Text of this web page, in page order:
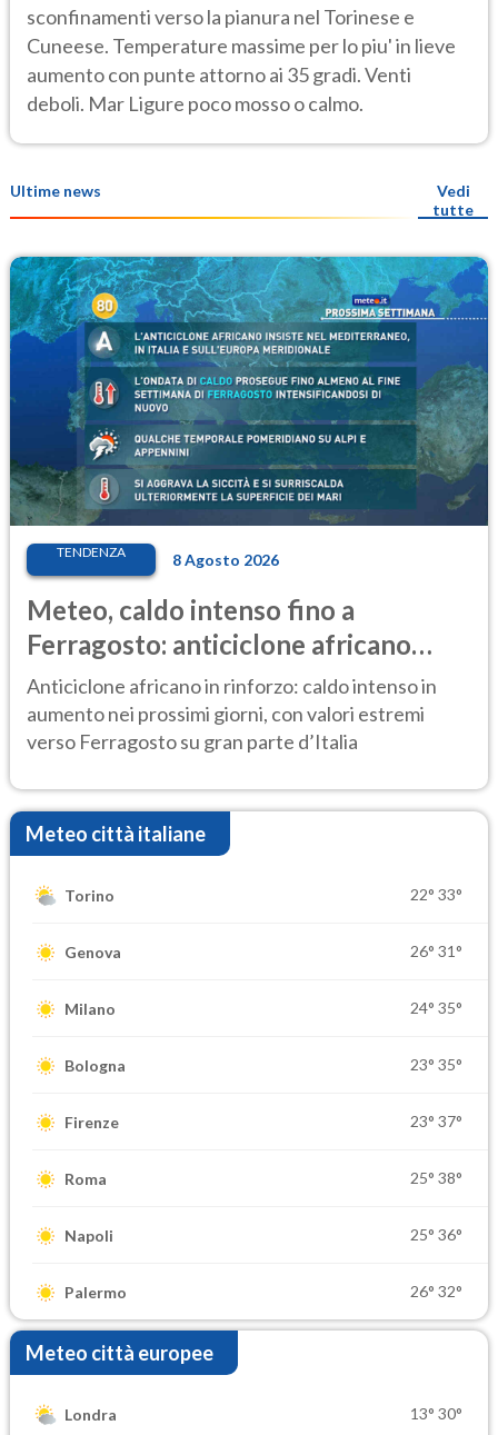
sconfinamenti verso la pianura nel Torinese e
Cuneese. Temperature massime per lo piu' in lieve
aumento con punte attorno ai 35 gradi. Venti
deboli. Mar Ligure poco mosso o calmo.
Ultime news
Vedi
tutte
TENDENZA 8 Agosto 2026
Meteo, caldo intenso fino a
Ferragosto: anticiclone africano
ancora protagonista
Anticiclone africano in rinforzo: caldo intenso in
aumento nei prossimi giorni, con valori estremi
verso Ferragosto su gran parte d’Italia
Meteo città italiane
Torino 22° 33°
Genova 26° 31°
Milano 24° 35°
Bologna 23° 35°
Firenze 23° 37°
Roma 25° 38°
Napoli 25° 36°
Palermo 26° 32°
Meteo città europee
Londra 13° 30°